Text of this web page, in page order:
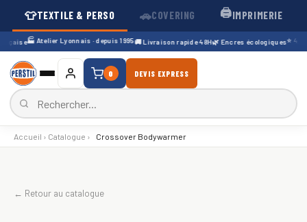
👕TEXTILE & PERSO 🚗COVERING 🖨️IMPRIMERIE
🏭 Atelier Lyonnais · depuis 1995🚚 Livraison rapide 48H🌿 Encres écologiques⭐ 4,7/5
0 DEVIS EXPRESS
Accueil › Catalogue › Crossover Bodywarmer
← Retour au catalogue